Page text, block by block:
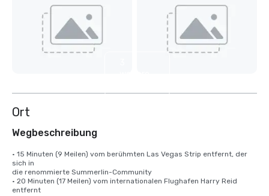
Ort
Wegbeschreibung
• 15 Minuten (9 Meilen) vom berühmten Las Vegas Strip entfernt, der
sich in
die renommierte Summerlin-Community
• 20 Minuten (17 Meilen) vom internationalen Flughafen Harry Reid
entfernt